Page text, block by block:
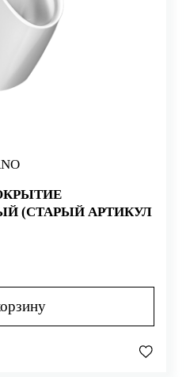
(СТАРЫЙ АРТИКУЛ